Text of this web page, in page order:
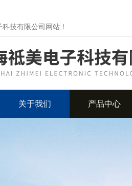
技有限公司网站！
关于我们 产品中心